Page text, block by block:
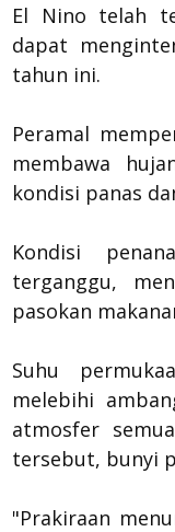
El Nino telah
dapat
tahun ini.
Peramal
membawa
kondisi panas
Kondisi
terganggu,
pasokan
Suhu
melebihi
atmosfer
tersebut, bunyi
"Prakiraan